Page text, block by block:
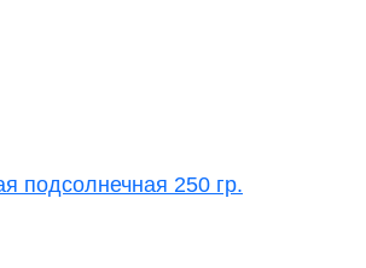
подсолнечная 250 гр.